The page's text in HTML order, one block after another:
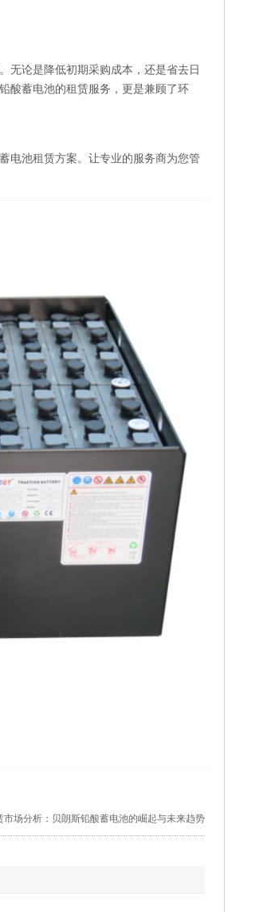
无论是降低初期采购成本，还是省去日
酸蓄电池的租赁服务，更是兼顾了环
电池租赁方案。让专业的服务商为您管
市场分析：贝朗斯铅酸蓄电池的崛起与未来趋势